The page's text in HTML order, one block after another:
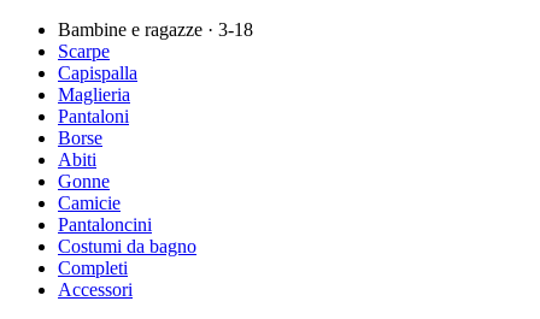
Bambine e ragazze · 3-18
Scarpe
Capispalla
Maglieria
Pantaloni
Borse
Abiti
Gonne
Camicie
Pantaloncini
Costumi da bagno
Completi
Accessori